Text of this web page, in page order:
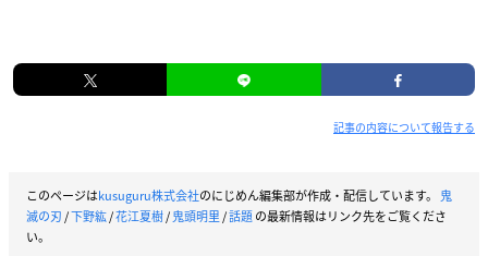
記事の内容について報告する
このページはkusuguru株式会社のにじめん編集部が作成・配信しています。 鬼
滅の刃/下野紘/花江夏樹/鬼頭明里/話題の最新情報はリンク先をご覧くださ
い。